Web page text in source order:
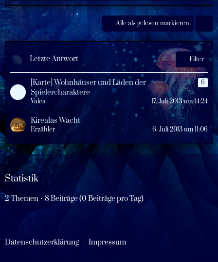
ä
e
i
r
e
e
B
i
r
ä
g
e
Alle als gelesen markieren
Letzte Antwort Filter
[Karte] Wohnhäuser und Läden der
Spielercharaktere
6
Valea 17. Juli 2013 um 14:24
Kirealas Wacht
Erzähler 6. Juli 2013 um 11:06
Statistik
2 Themen 8 Beiträge (0 Beiträge pro Tag)
Datenschutzerklärung Impressum